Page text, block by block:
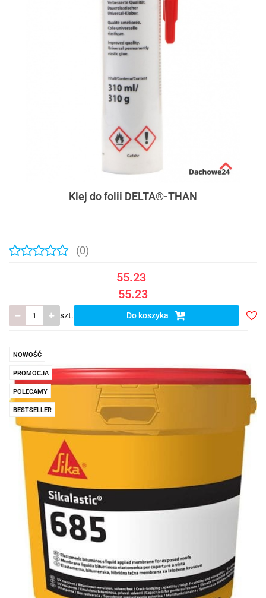
Klej do folii DELTA®-THAN
(0)
55.23
55.23
szt. Do koszyka
NOWOŚĆ
PROMOCJA
POLECAMY
BESTSELLER